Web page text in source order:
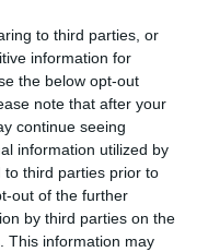
to third parties, or
information for
the below opt-out
note that after your
continue seeing
information utilized by
to third parties prior to
out of the further
by third parties on the
This information may
qui vont occuper les
dès le 29 octobre
la session de plein
5 formations de la
(Mouvement